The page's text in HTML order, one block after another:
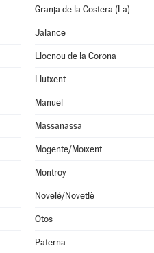
Granja de la Costera (La)
Jalance
Llocnou de la Corona
Llutxent
Manuel
Massanassa
Mogente/Moixent
Montroy
Novelé/Novetlè
Otos
Paterna